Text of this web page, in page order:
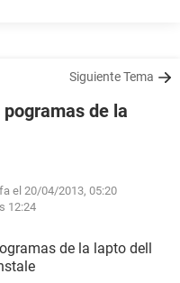
Siguiente Tema
de la
el 20/04/2013, 05:20
12:24
de la lapto dell